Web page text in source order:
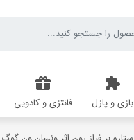
بازی و پازل فانتزی و کادویی